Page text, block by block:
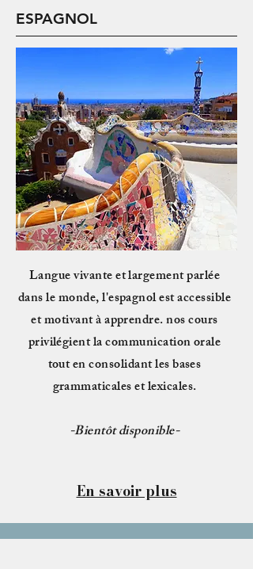
ESPAGNOL
Languevivante et largement parlée
dans le monde, l'espagnol est accessible
et motivant à apprendre. nos cours
privilégient la communication orale
tout en consolidant les bases
grammaticales et lexicales.
-Bientôt disponible-
En savoir plus